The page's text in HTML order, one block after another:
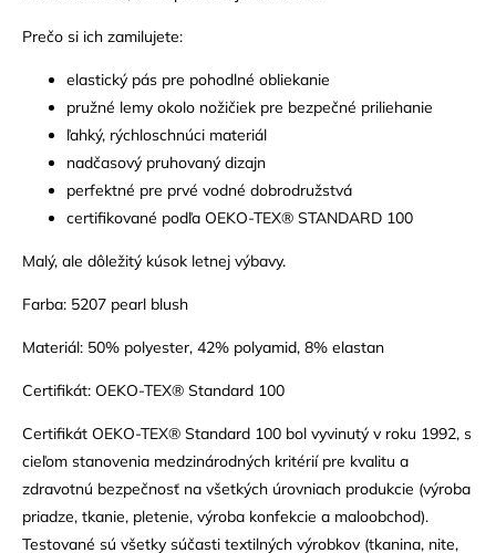
Prečo si ich zamilujete:
elastický pás pre pohodlné obliekanie
pružné lemy okolo nožičiek pre bezpečné priliehanie
ľahký, rýchloschnúci materiál
nadčasový pruhovaný dizajn
perfektné pre prvé vodné dobrodružstvá
certifikované podľa OEKO-TEX® STANDARD 100
Malý, ale dôležitý kúsok letnej výbavy.
Farba: 5207 pearl blush
Materiál: 50% polyester, 42% polyamid, 8% elastan
Certifikát: OEKO-TEX® Standard 100
Certifikát OEKO-TEX® Standard 100 bol vyvinutý v roku 1992, s
cieľom stanovenia medzinárodných kritérií pre kvalitu a
zdravotnú bezpečnosť na všetkých úrovniach produkcie (výroba
priadze, tkanie, pletenie, výroba konfekcie a maloobchod).
Testované sú všetky súčasti textilných výrobkov (tkanina, nite,